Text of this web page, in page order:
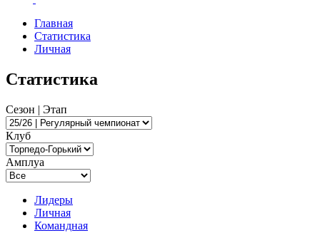
Главная
Статистика
Личная
Статистика
Сезон | Этап
Клуб
Амплуа
Лидеры
Личная
Командная